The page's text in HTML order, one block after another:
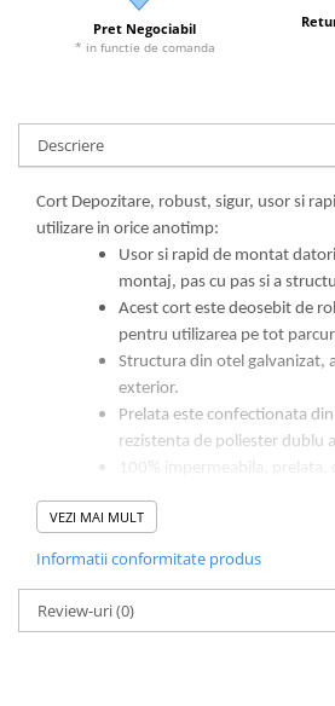
Pret Negociabil
* in functie de comanda
Descriere
Cort Depozitare, robust, sigur, usor si
utilizare in orice anotimp:
Usor si rapid de montat
montaj, pas cu pas si a
Acest cort este deosebit de
pentru utilizarea pe tot
Structura din otel galvanizat,
exterior.
Prelata este confectionata
rezistenta de poliester dublu
100% impermeabila, prelata,
Peretii laterali au latimea de 2
configurare, inchis, deschis,
Utilizare :
VEZI MAI MULT
Informatii conformitate produs
Review-uri(0)